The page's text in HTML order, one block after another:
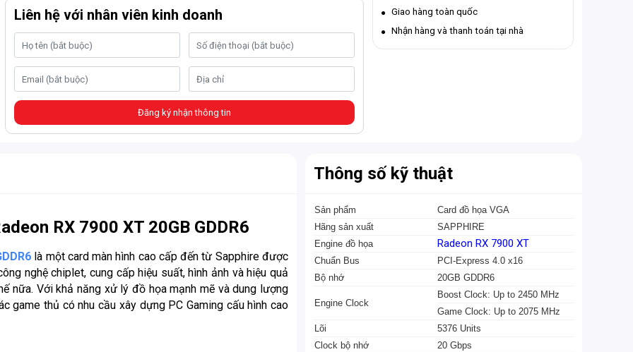
Liên hệ với nhân viên kinh doanh
Đăng ký nhận thông tin
Giao hàng toàn quốc
Nhận hàng và thanh toán tại nhà
RX 7900 XT 20GB GDDR6
là một card màn hình cao cấp đến từ Sapphire được
nghệ chiplet, cung cấp hiệu suất, hình ảnh và hiệu quả
nữa. Với khả năng xử lý đồ họa mạnh mẽ và dung lượng
game thủ có nhu cầu xây dựng PC Gaming cấu hình cao
Thông số kỹ thuật
Sản phẩm
Card đồ họa VGA
Hãng sản xuất
SAPPHIRE
Engine đồ họa
Radeon RX 7900 XT
Chuẩn Bus
PCI-Express 4.0 x16
Bộ nhớ
20GB GDDR6
Engine Clock
Boost Clock: Up to 2450 MHz
Game Clock: Up to 2075 MHz
Lõi
5376 Units
Clock bộ nhớ
20 Gbps